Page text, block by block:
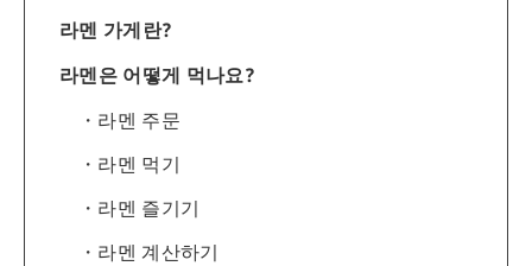
라멘 가게란?
라멘은 어떻게 먹나요?
라멘 주문
라멘 먹기
라멘 즐기기
라멘 계산하기